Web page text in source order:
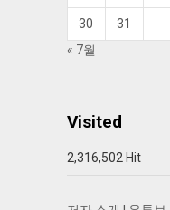
30
31
« 7월
Visited
2,316,502 Hit